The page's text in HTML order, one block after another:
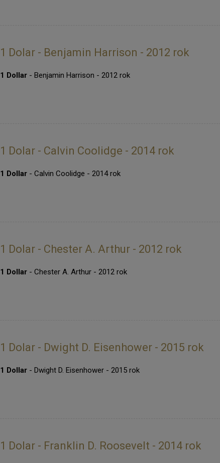
1 Dolar - Benjamin Harrison - 2012 rok
1 Dollar- Benjamin Harrison - 2012 rok
1 Dolar - Calvin Coolidge - 2014 rok
1 Dollar- Calvin Coolidge - 2014 rok
1 Dolar - Chester A. Arthur - 2012 rok
1 Dollar- Chester A. Arthur - 2012 rok
1 Dolar - Dwight D. Eisenhower - 2015 rok
1 Dollar- Dwight D. Eisenhower - 2015 rok
1 Dolar - Franklin D. Roosevelt - 2014 rok